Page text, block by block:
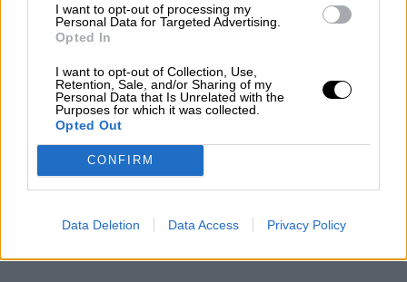
I want to opt-out of processing my
Personal Data for Targeted Advertising.
Opted In
I want to opt-out of Collection, Use,
Retention, Sale, and/or Sharing of my
Personal Data that Is Unrelated with the
Purposes for which it was collected.
Opted Out
CONFIRM
Data Deletion Data Access Privacy Policy
Άλειμμα Φρούτου Σύκο